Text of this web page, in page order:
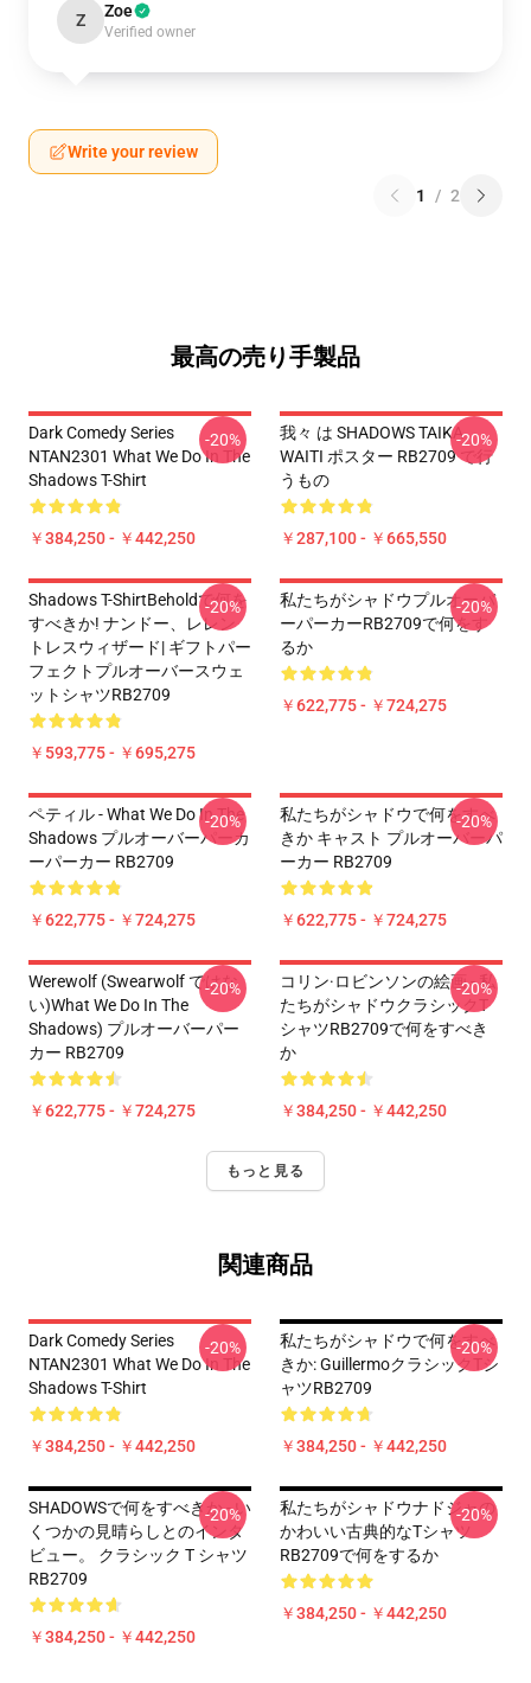
Z Zoe
Verified owner
Write your review
1 / 2
最高の売り手製品
Dark Comedy Series
NTAN2301 What We Do In The
Shadows T-Shirt
￥384,250 - ￥442,250
-20%
我々 は SHADOWS TAIKA
WAITI ポスター RB2709 で行
うもの
￥287,100 - ￥665,550
-20%
Shadows T-ShirtBeholdで何を
すべきか! ナンドー、レレン
トレスウィザード| ギフトパー
フェクトプルオーバースウェ
ットシャツRB2709
￥593,775 - ￥695,275
-20%
私たちがシャドウプルオーバ
ーパーカーRB2709で何をす
るか
￥622,775 - ￥724,275
-20%
ペティル - What We Do In The
Shadows プルオーバーパーカ
ーパーカー RB2709
￥622,775 - ￥724,275
-20%
私たちがシャドウで何をすべ
きか キャスト プルオーバーパ
ーカー RB2709
￥622,775 - ￥724,275
-20%
Werewolf (swearwolf ではな
い)What We Do In The
Shadows) プルオーバーパー
カー RB2709
￥622,775 - ￥724,275
-20%
コリン·ロビンソンの絵画 - 私
たちがシャドウクラシックT
シャツRB2709で何をすべき
か
￥384,250 - ￥442,250
-20%
もっと見る
関連商品
Dark Comedy Series
NTAN2301 What We Do In The
Shadows T-Shirt
￥384,250 - ￥442,250
-20%
私たちがシャドウで何をすべ
きか: GuillermoクラシックTシ
ャツRB2709
￥384,250 - ￥442,250
-20%
SHADOWSで何をすべきか - い
くつかの見晴らしとのインタ
ビュー。 クラシック T シャツ
RB2709
￥384,250 - ￥442,250
-20%
私たちがシャドウナドジャの
かわいい古典的なTシャツ
RB2709で何をするか
￥384,250 - ￥442,250
-20%